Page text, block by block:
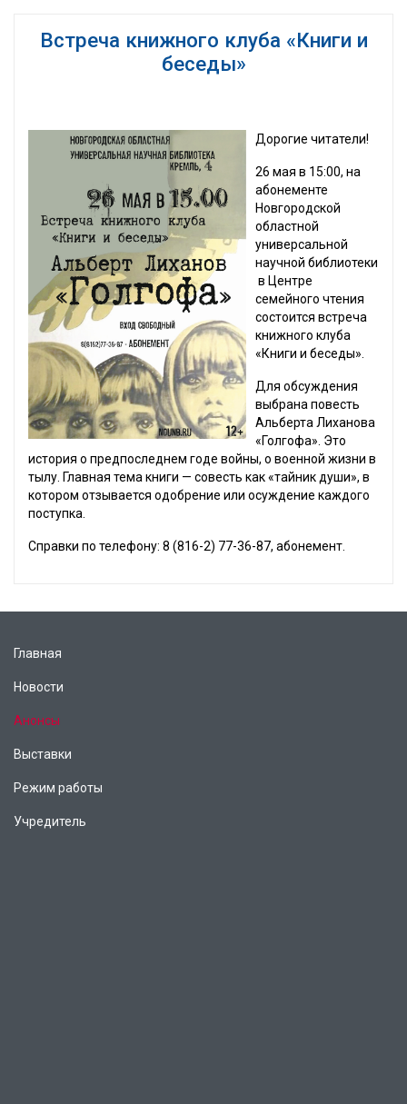
Встреча книжного клуба «Книги и
беседы»
Дорогие читатели!
26 мая в 15:00, на
абонементе
Новгородской
областной
универсальной
научной библиотеки
в Центре
семейного чтения
состоится встреча
книжного клуба
«Книги и беседы».
Для обсуждения
выбрана повесть
Альберта Лиханова
«Голгофа». Это
история о предпоследнем годе войны, о военной жизни в
тылу. Главная тема книги — совесть как «тайник души», в
котором отзывается одобрение или осуждение каждого
поступка.
Справки по телефону: 8 (816-2) 77-36-87, абонемент.
Главная
Новости
Анонсы
Выставки
Режим работы
Учредитель